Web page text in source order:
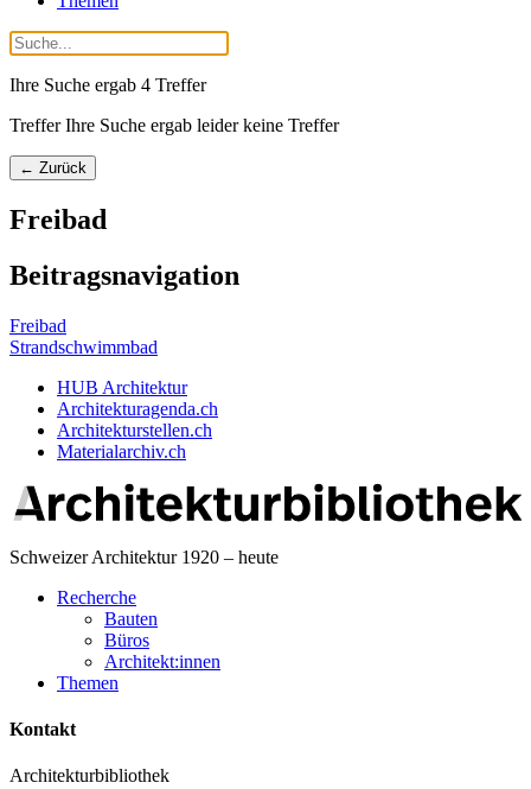
Ihre Suche ergab 4 Treffer
Treffer Ihre Suche ergab leider keine Treffer
← Zurück
Freibad
Beitragsnavigation
Freibad
Strandschwimmbad
HUB Architektur
Architekturagenda.ch
Architekturstellen.ch
Materialarchiv.ch
Schweizer Architektur 1920 – heute
Recherche
Bauten
Büros
Architekt:innen
Themen
Kontakt
Architekturbibliothek